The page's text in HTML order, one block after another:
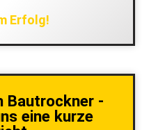
Erfolg!
Bautrockner -
eine kurze